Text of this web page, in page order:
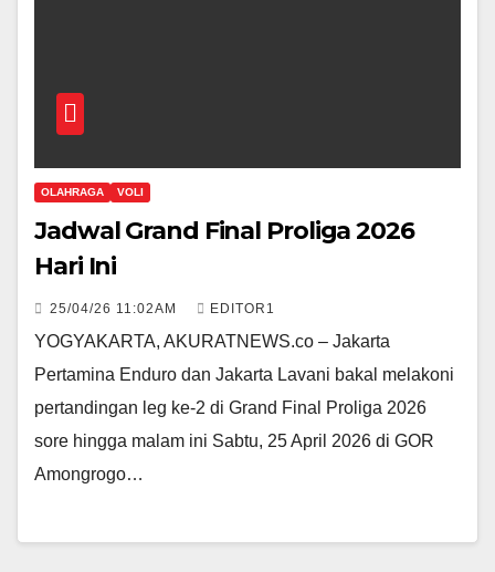
OLAHRAGA VOLI
Jadwal Grand Final Proliga 2026
Hari Ini
25/04/26 11:02AM EDITOR1
YOGYAKARTA, AKURATNEWS.co – Jakarta
Pertamina Enduro dan Jakarta Lavani bakal melakoni
pertandingan leg ke-2 di Grand Final Proliga 2026
sore hingga malam ini Sabtu, 25 April 2026 di GOR
Amongrogo…